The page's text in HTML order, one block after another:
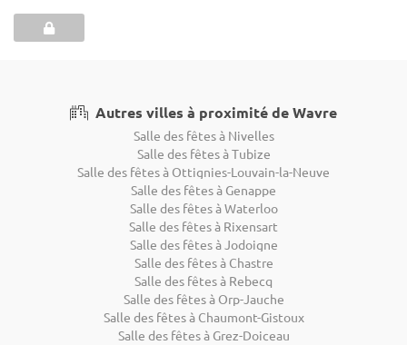
Autres villes à proximité de Wavre
Salle des fêtes à Nivelles
Salle des fêtes à Tubize
Salle des fêtes à Ottignies-Louvain-la-Neuve
Salle des fêtes à Genappe
Salle des fêtes à Waterloo
Salle des fêtes à Rixensart
Salle des fêtes à Jodoigne
Salle des fêtes à Chastre
Salle des fêtes à Rebecq
Salle des fêtes à Orp-Jauche
Salle des fêtes à Chaumont-Gistoux
Salle des fêtes à Grez-Doiceau